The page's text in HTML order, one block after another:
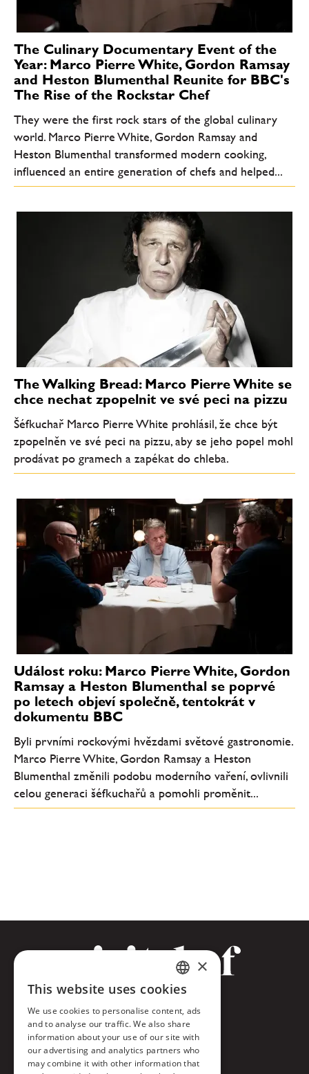
The Culinary Documentary Event of the
Year: Marco Pierre White, Gordon Ramsay
and Heston Blumenthal Reunite for BBC's
The Rise of the Rockstar Chef
They were the first rock stars of the global culinary
world. Marco Pierre White, Gordon Ramsay and
Heston Blumenthal transformed modern cooking,
influenced an entire generation of chefs and helped...
The Walking Bread: Marco Pierre White se
chce nechat zpopelnit ve své peci na pizzu
Šéfkuchař Marco Pierre White prohlásil, že chce být
zpopelněn ve své peci na pizzu, aby se jeho popel mohl
prodávat po gramech a zapékat do chleba.
Událost roku: Marco Pierre White, Gordon
Ramsay a Heston Blumenthal se poprvé
po letech objeví společně, tentokrát v
dokumentu BBC
Byli prvními rockovými hvězdami světové gastronomie.
Marco Pierre White, Gordon Ramsay a Heston
Blumenthal změnili podobu moderního vaření, ovlivnili
celou generaci šéfkuchařů a pomohli proměnit...
Facebook
Twitter
Instagram
CZECH
ENGLISH
×
This website uses cookies
We use cookies to personalise content, ads
and to analyse our traffic. We also share
information about your use of our site with
our advertising and analytics partners who
may combine it with other information that